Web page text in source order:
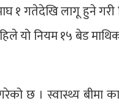
१ गतेदेखि लागू हुने
यो नियम १५ बेड
छ । स्वास्थ्य बीमा